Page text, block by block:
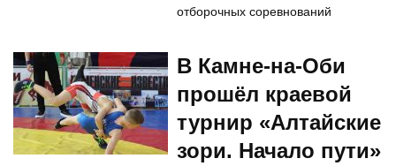
отборочных соревнований
В Камне-на-Оби
прошёл краевой
турнир «Алтайские
зори. Начало пути»